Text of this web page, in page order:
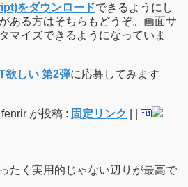
をダウンロードできるようにし
ある方はそちらもどうぞ。画面サ
マイズできるようになっていま
欲しい 第2弾に応募してみます
が投稿 : 固定リンク
たく実用的じゃない辺りが最高で